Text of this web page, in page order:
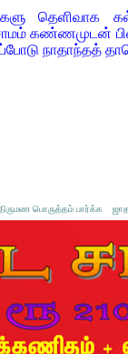
தெளிவாக
கண்ணமுடன்
நாதாந்தத்
பொருத்தம் பார்க்க